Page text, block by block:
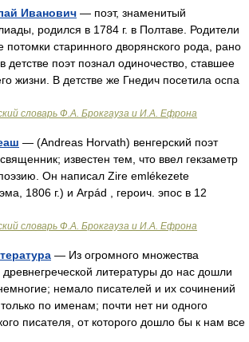
Иванович — поэт, знаменитый
родился в 1784 г. в Полтаве. Родители
потомки старинного дворянского рода, рано
детстве поэт познал одиночество, ставшее
жизни. В детстве же Гнедич посетила оспа
словарь Ф.А. Брокгауза и И.А. Ефрона
— (Andreas Horvath) венгерский поэт
известен тем, что ввел гекзаметр
Он написал Zire emlékezete
1806 г.) и Arpád , героич. эпос в 12
словарь Ф.А. Брокгауза и И.А. Ефрона
— Из огромного множества
литературы до нас дошли
немало писателей и их сочинений
по именам; почти нет ни одного
писателя, от которого дошло бы к нам все